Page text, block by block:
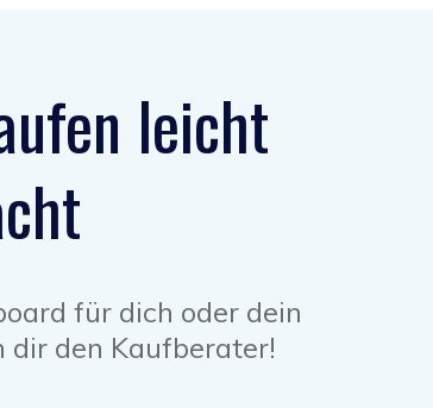
leicht
für dich oder dein
dir den Kaufberater!